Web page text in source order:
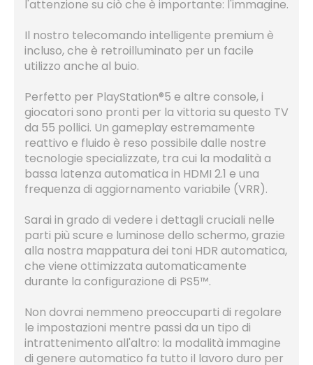
l'attenzione su ciò che è importante: l'immagine.
Il nostro telecomando intelligente premium è
incluso, che è retroilluminato per un facile
utilizzo anche al buio.
Perfetto per PlayStation®5 e altre console, i
giocatori sono pronti per la vittoria su questo TV
da 55 pollici. Un gameplay estremamente
reattivo e fluido è reso possibile dalle nostre
tecnologie specializzate, tra cui la modalità a
bassa latenza automatica in HDMI 2.1 e una
frequenza di aggiornamento variabile (VRR).
Sarai in grado di vedere i dettagli cruciali nelle
parti più scure e luminose dello schermo, grazie
alla nostra mappatura dei toni HDR automatica,
che viene ottimizzata automaticamente
durante la configurazione di PS5™.
Non dovrai nemmeno preoccuparti di regolare
le impostazioni mentre passi da un tipo di
intrattenimento all'altro: la modalità immagine
di genere automatico fa tutto il lavoro duro per